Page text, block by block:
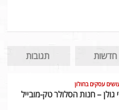
חדשות תגובות
עסקים בחולון
גולן – חנות הסלולר טק-מובייל